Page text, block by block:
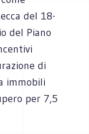
del 18-
del Piano
di
immobili
per 7,5